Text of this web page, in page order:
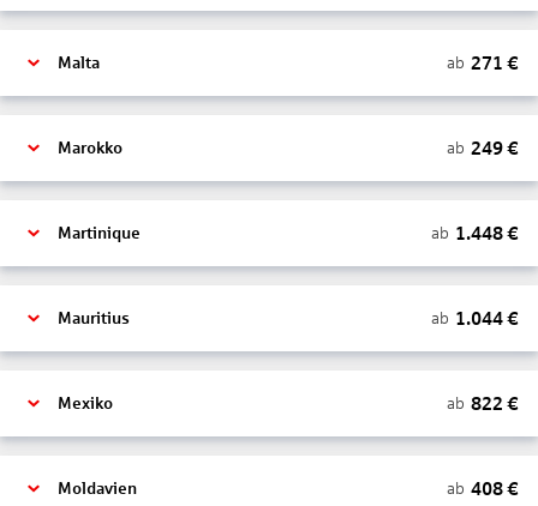
Malta ab 271 €
Marokko ab 249€
Martinique ab 1.448€
Mauritius ab 1.044€
Mexiko ab 822 €
Moldavien ab 408€